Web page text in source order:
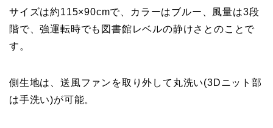
サイズは約115×90cmで、カラーはブルー、風量は3段
階で、強運転時でも図書館レベルの静けさとのことで
す。
側生地は、送風ファンを取り外して丸洗い(3Dニット部
は手洗い)が可能。